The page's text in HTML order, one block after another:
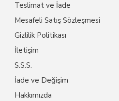
Teslimat ve İade
Mesafeli Satış Sözleşmesi
Gizlilik Politikası
İletişim
S.S.S.
İade ve Değişim
Hakkımızda